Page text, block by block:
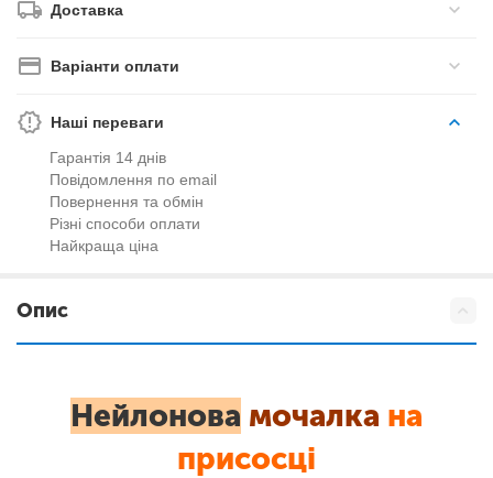
Доставка
Варіанти оплати
Наші переваги
Гарантія 14 днів
Повідомлення по email
Повернення та обмін
Різні способи оплати
Найкраща ціна
Опис
Нейлонова мочалка на
присосці